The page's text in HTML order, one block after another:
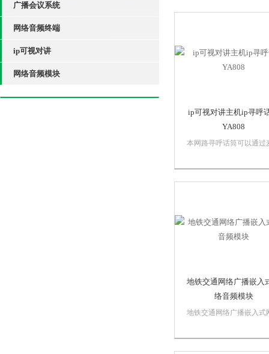
广播会议系统
网络音频终端
ip可视对讲
网络音频模块
ip可视对讲主机ip寻呼
YA808
本网路寻呼话筒可以通过
行一对一单播、一对多组
置，也可以将终端的IP...
地铁交通网络广播嵌入
络音频模块
地铁交通网络广播嵌入式
和DSP双处理器构架，